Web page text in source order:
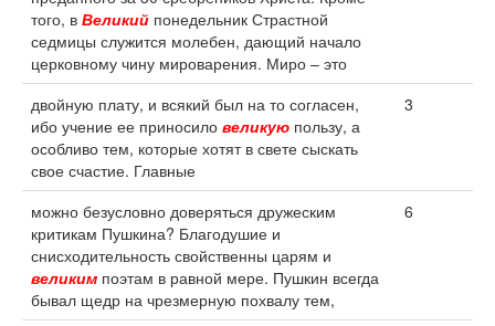
того, в Великий понедельник Страстной
седмицы служится молебен, дающий начало
церковному чину мироварения. Миро – это
двойную плату, и всякий был на то согласен,
ибо учение ее приносило великую пользу, а
особливо тем, которые хотят в свете сыскать
свое счастие. Главные
3
можно безусловно доверяться дружеским
критикам Пушкина? Благодушие и
снисходительность свойственны царям и
великим поэтам в равной мере. Пушкин всегда
бывал щедр на чрезмерную похвалу тем,
6